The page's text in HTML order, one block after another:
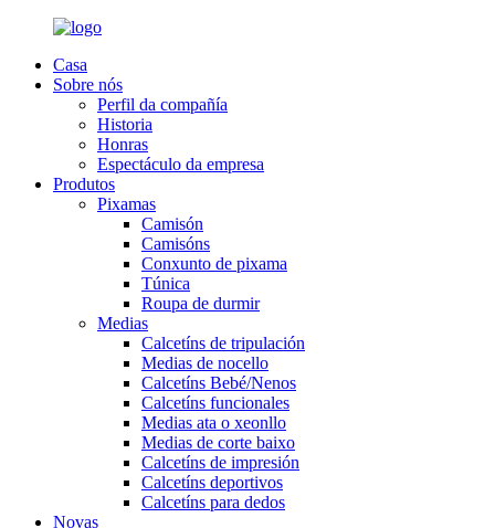
Casa
Sobre nós
Perfil da compañía
Historia
Honras
Espectáculo da empresa
Produtos
Pixamas
Camisón
Camisóns
Conxunto de pixama
Túnica
Roupa de durmir
Medias
Calcetíns de tripulación
Medias de nocello
Calcetíns Bebé/Nenos
Calcetíns funcionales
Medias ata o xeonllo
Medias de corte baixo
Calcetíns de impresión
Calcetíns deportivos
Calcetíns para dedos
Novas